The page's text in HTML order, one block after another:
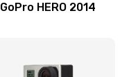
GoPro HERO 2014